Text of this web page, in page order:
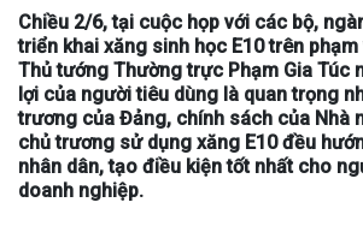
Chiều 2/6, tại cuộc họp với các bộ,
triển khai xăng sinh học E10 trên
Thủ tướng Thường trực Phạm Gia Túc
lợi của người tiêu dùng là quan trọng
trương của Đảng, chính sách của Nhà
chủ trương sử dụng xăng E10 đều
nhân dân, tạo điều kiện tốt nhất cho
doanh nghiệp.